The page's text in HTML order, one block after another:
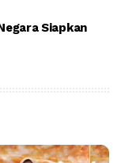
Siapkan